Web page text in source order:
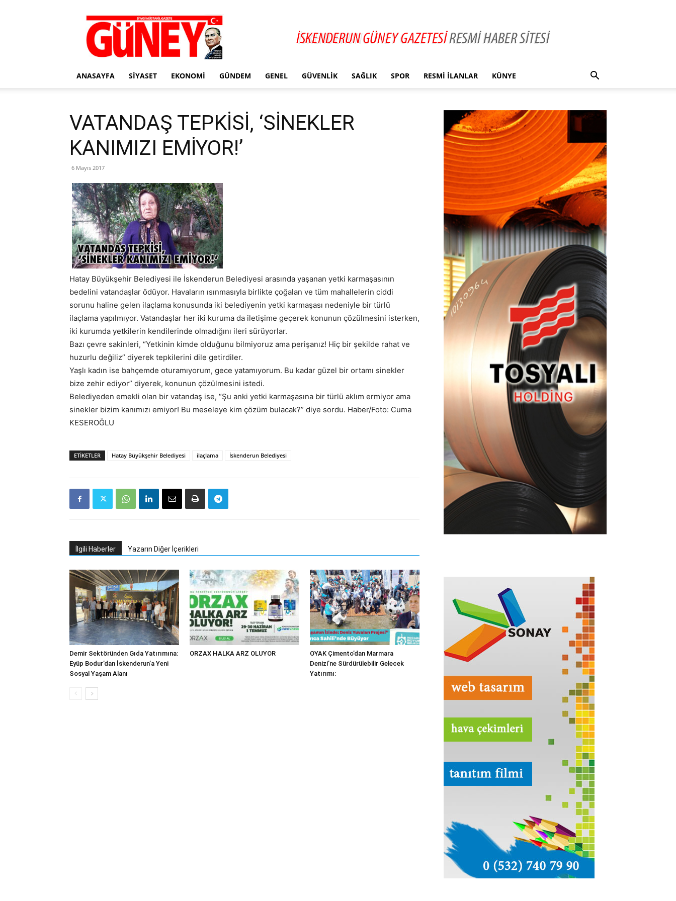
Gazete
Güney
ANASAYFA SIYASET EKONOMI GÜNDEM GENEL GÜVENLIK SAĞLIK SPOR RESMI İLANLAR KÜNYE
VATANDAŞ TEPKİSİ, ‘SİNEKLER
KANIMIZI EMİYOR!’
6 Mayıs 2017
Hatay Büyükşehir Belediyesi ile İskenderun Belediyesi arasında yaşanan yetki karmaşasının
bedelini vatandaşlar ödüyor. Havaların ısınmasıyla birlikte çoğalan ve tüm mahallelerin ciddi
sorunu haline gelen ilaçlama konusunda iki belediyenin yetki karmaşası nedeniyle bir türlü
ilaçlama yapılmıyor. Vatandaşlar her iki kuruma da iletişime geçerek konunun çözülmesini isterken,
iki kurumda yetkilerin kendilerinde olmadığını ileri sürüyorlar.
Bazı çevre sakinleri, “Yetkinin kimde olduğunu bilmiyoruz ama perişanız! Hiç bir şekilde rahat ve
huzurlu değiliz” diyerek tepkilerini dile getirdiler.
Yaşlı kadın ise bahçemde oturamıyorum, gece yatamıyorum. Bu kadar güzel bir ortamı sinekler
bize zehir ediyor” diyerek, konunun çözülmesini istedi.
Belediyeden emekli olan bir vatandaş ise, “Şu anki yetki karmaşasına bir türlü aklım ermiyor ama
sinekler bizim kanımızı emiyor! Bu meseleye kim çözüm bulacak?” diye sordu. Haber/Foto: Cuma
KESEROĞLU
ETIKETLER Hatay Büyükşehir Belediyesi ilaçlama İskenderun Belediyesi
İlgili Haberler Yazarın Diğer İçerikleri
Demir Sektöründen Gıda Yatırımına:
Eyüp Bodur’dan İskenderun’a Yeni
Sosyal Yaşam Alanı
ORZAX HALKA ARZ OLUYOR
OYAK Çimento’dan Marmara
Denizi’ne Sürdürülebilir Gelecek
Yatırımı: